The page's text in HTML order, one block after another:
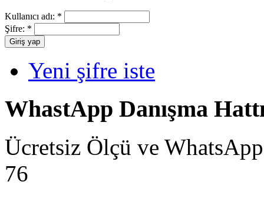
Kullanıcı adı: *
Şifre: *
Yeni şifre iste
WhastApp Danışma
Ücretsiz Ölçü ve
76